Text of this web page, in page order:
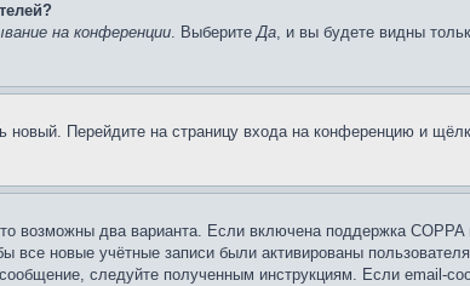
на конференции. ВыберитеДа, и вы будете видны
новый. Перейдите на страницу входа на конференцию и
возможны два варианта. Если включена поддержка
все новые учётные записи были активированы
следуйте полученным инструкциям. Если email-